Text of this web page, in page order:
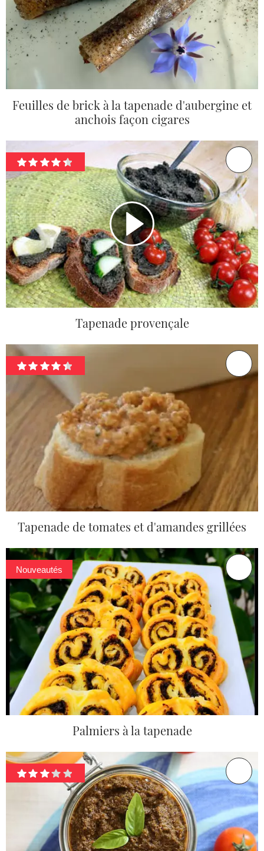
Feuilles de brick à la tapenade d'aubergine et
anchois façon cigares
Tapenade provençale
Tapenade de tomates et d'amandes grillées
Nouveautés
Palmiers à la tapenade